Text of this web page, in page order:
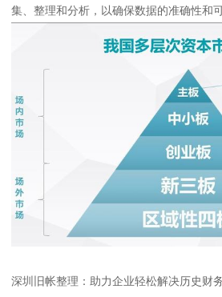
集、整理和分析，以确保数据的准确性和可
深圳旧帐整理：助力企业轻松解决历史财